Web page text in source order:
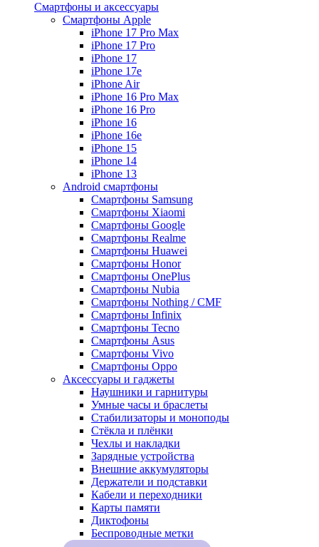
Смартфоны и аксессуары
Смартфоны Apple
iPhone 17 Pro Max
iPhone 17 Pro
iPhone 17
iPhone 17e
iPhone Air
iPhone 16 Pro Max
iPhone 16 Pro
iPhone 16
iPhone 16e
iPhone 15
iPhone 14
iPhone 13
Android cмартфоны
Смартфоны Samsung
Смартфоны Xiaomi
Смартфоны Google
Смартфоны Realme
Смартфоны Huawei
Смартфоны Honor
Смартфоны OnePlus
Смартфоны Nubia
Смартфоны Nothing / CMF
Смартфоны Infinix
Смартфоны Tecno
Смартфоны Asus
Смартфоны Vivo
Смартфоны Oppo
Аксессуары и гаджеты
Наушники и гарнитуры
Умные часы и браслеты
Стабилизаторы и моноподы
Стёкла и плёнки
Чехлы и накладки
Зарядные устройства
Внешние аккумуляторы
Держатели и подставки
Кабели и переходники
Карты памяти
Диктофоны
Беспроводные метки